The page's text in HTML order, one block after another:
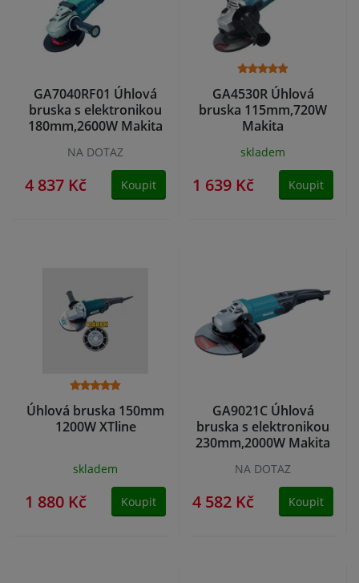
GA7040RF01 Úhlová
bruska s elektronikou
180mm,2600W Makita
NA DOTAZ
4 837 Kč Koupit
GA4530R Úhlová
bruska 115mm,720W
Makita
skladem
1 639 Kč Koupit
Úhlová bruska 150mm
1200W XTline
skladem
1 880 Kč Koupit
GA9021C Úhlová
bruska s elektronikou
230mm,2000W Makita
NA DOTAZ
4 582 Kč Koupit